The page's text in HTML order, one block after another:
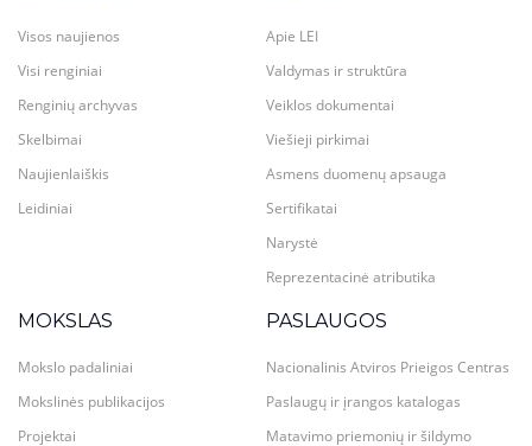
Visos naujienos
Visi renginiai
Renginių archyvas
Skelbimai
Naujienlaiškis
Leidiniai
Apie LEI
Valdymas ir struktūra
Veiklos dokumentai
Viešieji pirkimai
Asmens duomenų apsauga
Sertifikatai
Narystė
Reprezentacinė atributika
MOKSLAS
Mokslo padaliniai
Mokslinės publikacijos
Projektai
PASLAUGOS
Nacionalinis Atviros Prieigos Centras
Paslaugų ir įrangos katalogas
Matavimo priemonių ir šildymo